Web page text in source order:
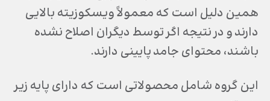
همین دلیل است که معمولاً ویسکوزیته بالایی
دارند و در نتیجه اگر توسط دیگران اصلاح نشده
باشند، محتوای جامد پایینی دارند.
این گروه شامل محصولاتی است که دارای پایه زیر